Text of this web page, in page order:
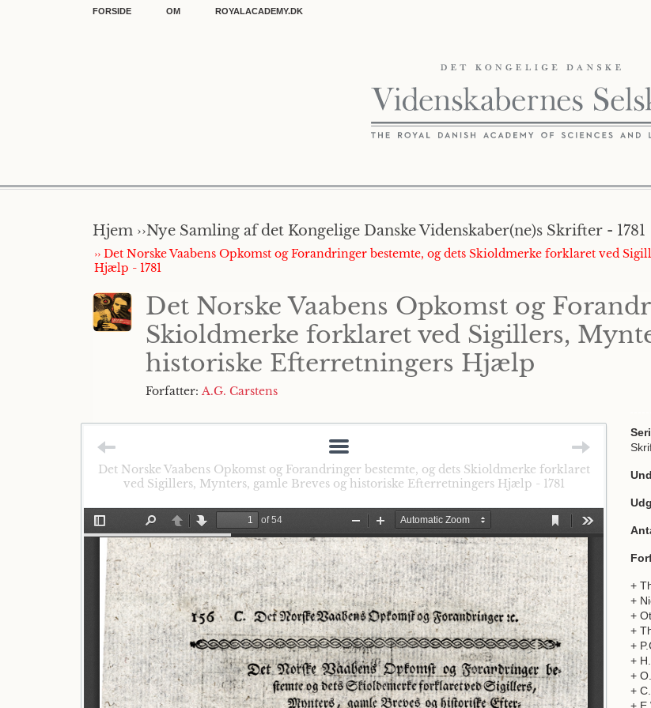
FORSIDE OM ROYALACADEMY.DK
Hjem ››Nye Samling af det Kongelige Danske Videnskaber(ne)s Skrifter - 1781
›› Det Norske Vaabens Opkomst og Forandringer bestemte, og dets Skioldmerke forklaret ved
Hjælp - 1781
Det Norske Vaabens Opkomst og
Skioldmerke forklaret ved Sigillers,
historiske Efterretningers Hjælp
Forfatter: A.G. Carstens
Det Norske Vaabens Opkomst og Forandringer bestemte, og dets Skioldmerke forklaret
ved Sigillers, Mynters, gamle Breves og historiske Efterretningers Hjælp - 1781
+
+
+
+
+
+
+
+